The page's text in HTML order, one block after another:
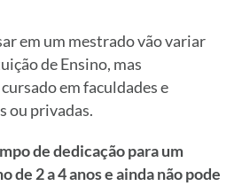
em um mestrado vão variar
de Ensino, mas
em faculdades e
ou privadas.
de dedicação para um
de 2 a 4 anos e ainda não pode